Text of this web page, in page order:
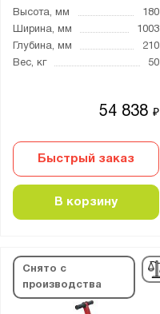
Высота, мм
180
Ширина, мм
1003
Глубина, мм
210
Вес, кг
50
54 838₽
Быстрый заказ
В корзину
Снято с
производства